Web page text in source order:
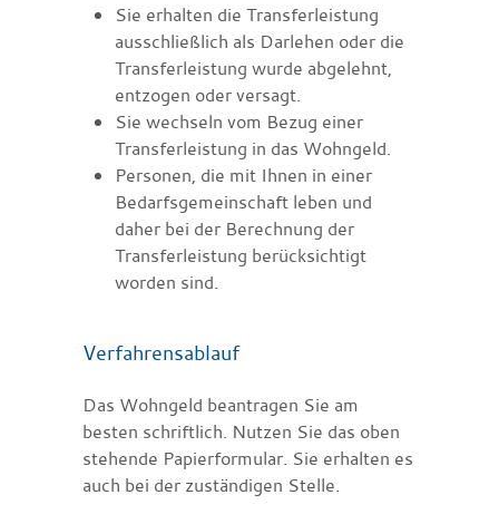
Sie erhalten die Transferleistung
ausschließlich als Darlehen oder die
Transferleistung wurde abgelehnt,
entzogen oder versagt.
Sie wechseln vom Bezug einer
Transferleistung in das Wohngeld.
Personen, die mit Ihnen in einer
Bedarfsgemeinschaft leben und
daher bei der Berechnung der
Transferleistung berücksichtigt
worden sind.
Verfahrensablauf
Das Wohngeld beantragen Sie am
besten schriftlich. Nutzen Sie das oben
stehende Papierformular. Sie erhalten es
auch bei der zuständigen Stelle.